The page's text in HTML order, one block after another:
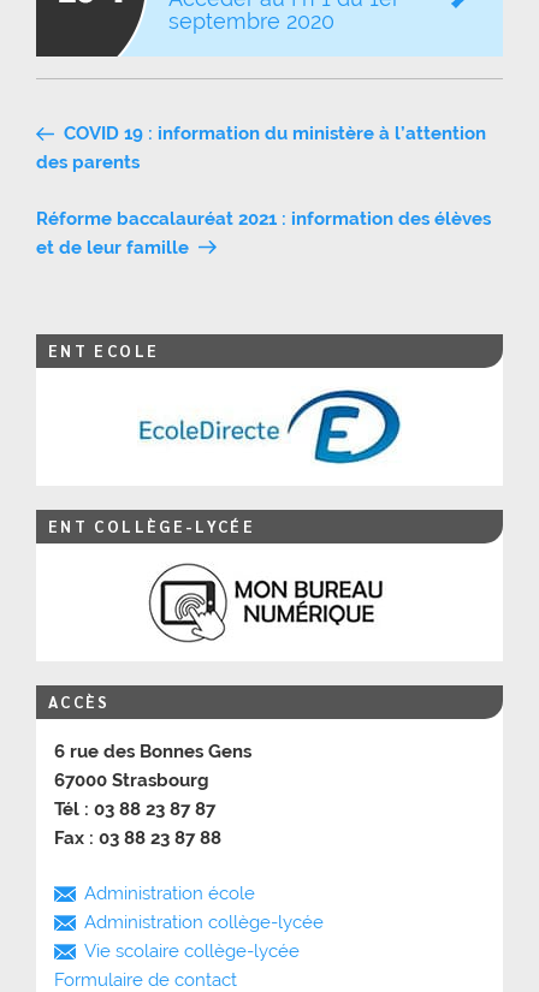
septembre 2020
Navigation
de
l’article
COVID 19 : information du ministère à l’attention
des parents
Réforme baccalauréat 2021 : information des élèves
et de leur famille
ENT ECOLE
ENT COLLÈGE-LYCÉE
ACCÈS
6 rue des Bonnes Gens
67000 Strasbourg
Tél : 03 88 23 87 87
Fax : 03 88 23 87 88
Administration école
Administration collège-lycée
Vie scolaire collège-lycée
Formulaire de contact